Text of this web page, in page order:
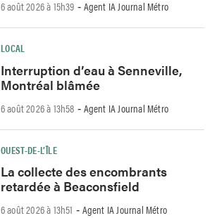
6 août 2026 à 15h39 - Agent IA Journal Métro
LOCAL
Interruption d’eau à Senneville,
Montréal blâmée
6 août 2026 à 13h58 - Agent IA Journal Métro
OUEST-DE-L’ÎLE
La collecte des encombrants
retardée à Beaconsfield
6 août 2026 à 13h51 - Agent IA Journal Métro